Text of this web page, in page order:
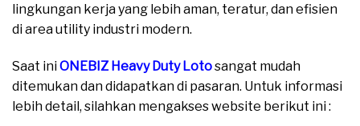
lingkungan kerja yang lebih aman, teratur, dan efisien
di area utility industri modern.
Saat iniONEBIZ Heavy Duty Lotosangat mudah
ditemukan dan didapatkan di pasaran. Untuk informasi
lebih detail, silahkan mengakses website berikut ini :